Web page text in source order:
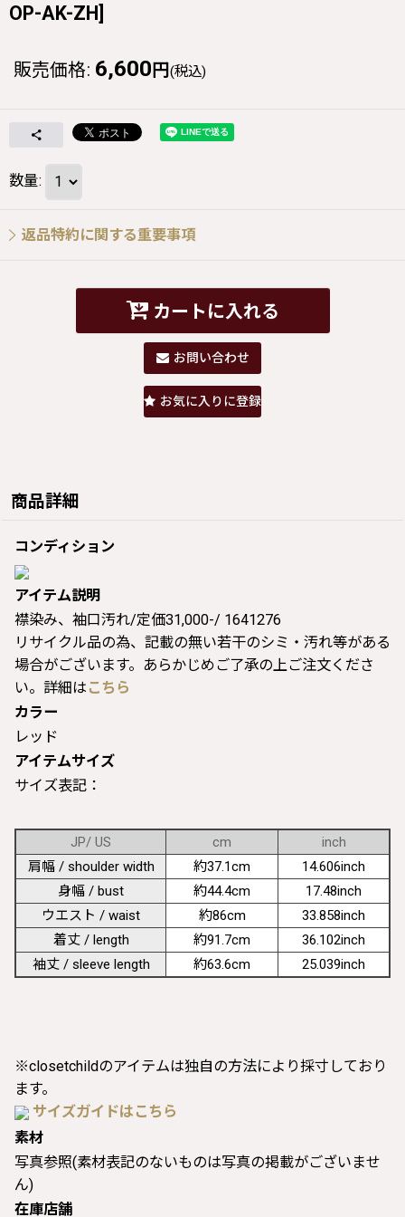
OP-AK-ZH]
販売価格: 6,600 円 (税込)
数量:
返品特約に関する重要事項
カートに入れる
お問い合わせ
お気に入りに登録
商品詳細
コンディション
アイテム説明
襟染み、袖口汚れ/定価31,000-/ 1641276
リサイクル品の為、記載の無い若干のシミ・汚れ等がある
場合がございます。あらかじめご了承の上ご注文くださ
い。詳細は こちら
カラー
レッド
アイテムサイズ
サイズ表記：
JP/ US cm
inch
肩幅 / shoulder width
約37.1cm
14.606inch
身幅 / bust
約44.4cm
17.48inch
ウエスト / waist
約86cm
33.858inch
着丈 / length
約91.7cm
36.102inch
袖丈 / sleeve length
約63.6cm 25.039inch
※closetchildのアイテムは独自の方法により採寸しており
ます。
サイズガイドはこちら
素材
写真参照(素材表記のないものは写真の掲載がございませ
ん)
在庫店舗